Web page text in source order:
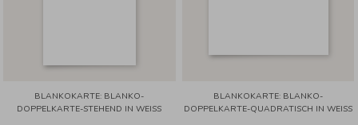
BLANKOKARTE: BLANKO-
DOPPELKARTE-STEHEND IN WEISS
BLANKOKARTE: BLANKO-
DOPPELKARTE-QUADRATISCH IN WEISS